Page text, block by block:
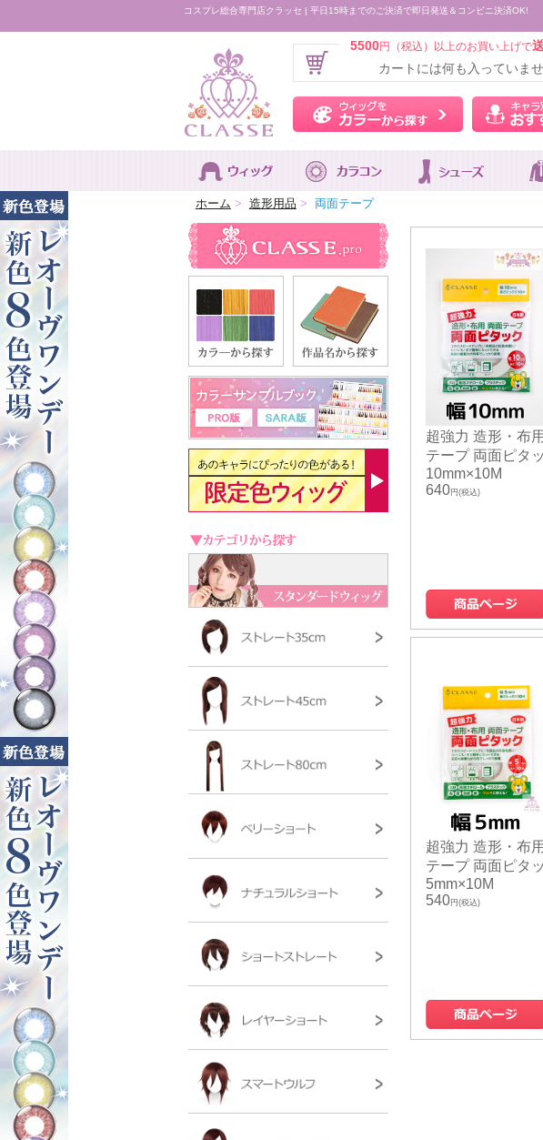
コスプレ総合専門店クラッセ | 平日15時までのご決済で即日発送＆コンビニ決済OK!
5500円（税込）以上のお買い上げで
カートには何も入っていま
ウィッグを
ホーム > 造形用品 > 両面テープ
超強力 造形・布
テープ 両面ピタ
10mm×10M
640円(税込)
超強力 造形・布
テープ 両面ピタ
5mm×10M
540円(税込)